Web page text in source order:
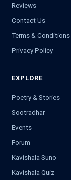
Reviews
Contact Us
Terms & Conditions
Privacy Policy
EXPLORE
Poetry & Stories
Sootradhar
Events
Forum
Kavishala Suno
Kavishala Quiz